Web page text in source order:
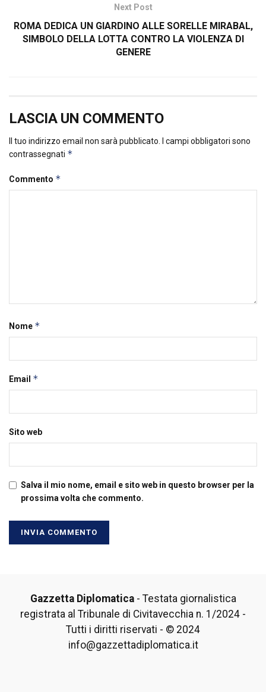
Next Post
ROMA DEDICA UN GIARDINO ALLE SORELLE MIRABAL,
SIMBOLO DELLA LOTTA CONTRO LA VIOLENZA DI
GENERE
LASCIA UN COMMENTO
Il tuo indirizzo email non sarà pubblicato.
I campi obbligatori sono
contrassegnati *
Commento *
Nome *
Email *
Sito web
Salva il mio nome, email e sito web in questo browser per la
prossima volta che commento.
Gazzetta Diplomatica- Testata giornalistica
registrata al Tribunale di Civitavecchia n. 1/2024 -
Tutti i diritti riservati - © 2024
info@gazzettadiplomatica.it